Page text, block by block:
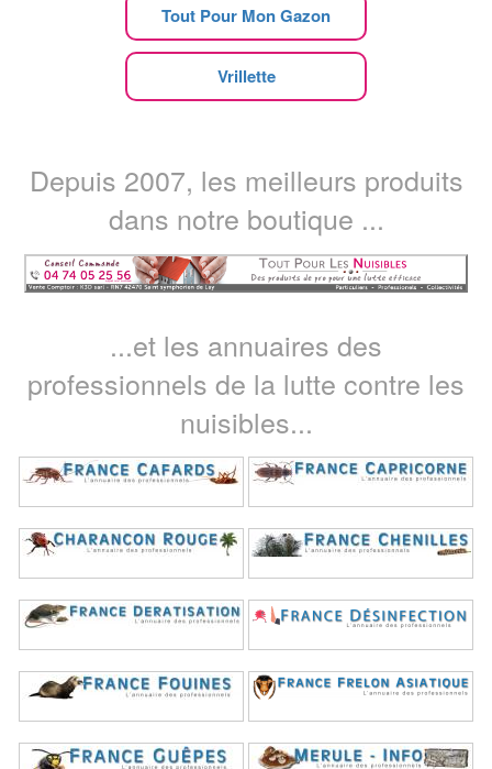
Tout Pour Mon Gazon
Vrillette
Depuis 2007, les meilleurs produits
dans notre boutique ...
...et les annuaires des
professionnels de la lutte contre les
nuisibles...